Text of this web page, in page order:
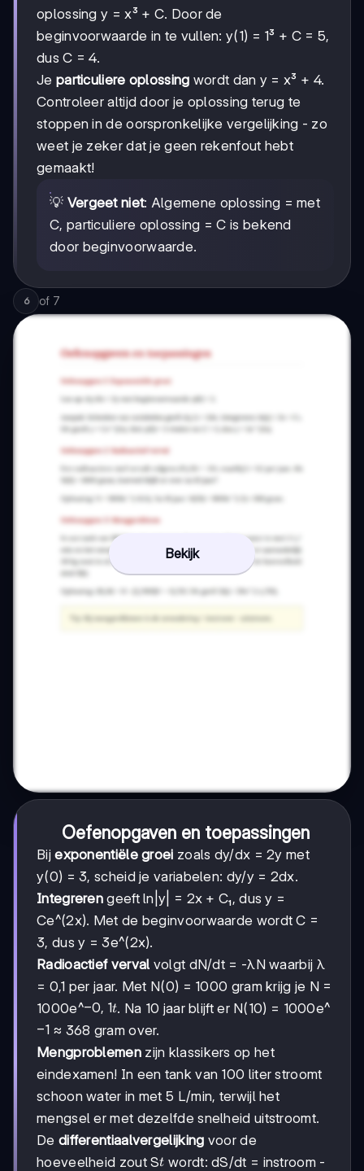
oplossing y = x³ + C. Door de
beginvoorwaarde in te vullen: y(1) = 1³ + C = 5,
dus C = 4.
Je particuliere oplossing wordt dan y = x³ + 4.
Controleer altijd door je oplossing terug te
stoppen in de oorspronkelijke vergelijking - zo
weet je zeker dat je geen rekenfout hebt
gemaakt!
💡 Vergeet niet: Algemene oplossing = met
C, particuliere oplossing = C is bekend
door beginvoorwaarde.
6 of 7
Bekijk
Oefenopgaven en toepassingen
Bijexponentiële groei zoals dy/dx = 2y met
y(0) = 3, scheid je variabelen: dy/y = 2dx.
Integreren geeft ln|y| = 2x + C₁, dus y =
Ce^(2x). Met de beginvoorwaarde wordt C =
3, dus y = 3e^(2x).
Radioactief verval volgt dN/dt = -λN waarbij λ
= 0,1 per jaar. Met N(0) = 1000 gram krijg je N =
1000e^-0,1t
−0, 1t. Na 10 jaar blijft er N(10) = 1000e^
-1
−1 ≈ 368 gram over.
Mengproblemenzijn klassikers op het
eindexamen! In een tank van 100 liter stroomt
schoon water in met 5 L/min, terwijl het
mengsel er met dezelfde snelheid uitstroomt.
De differentiaalvergelijking voor de
hoeveelheid zout St
t wordt: dS/dt = instroom -